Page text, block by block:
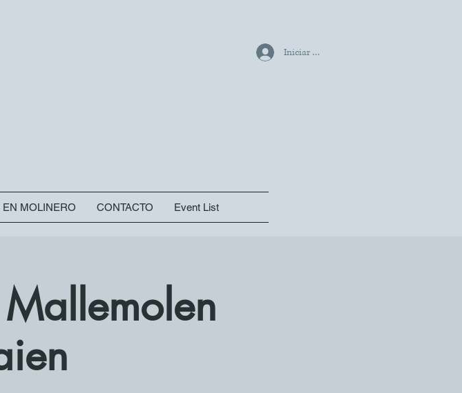
Iniciar sesión
MOLINERO CONTACTO Event List